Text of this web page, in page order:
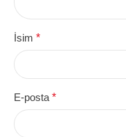
İsim *
E-posta *